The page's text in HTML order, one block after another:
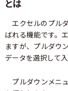
とは
エクセルのプル
ばれる機能です。
ますが、プルダウ
データを選択して入
プルダウンメニ